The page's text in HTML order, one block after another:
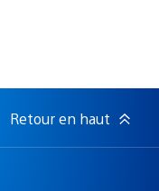
Retour en haut